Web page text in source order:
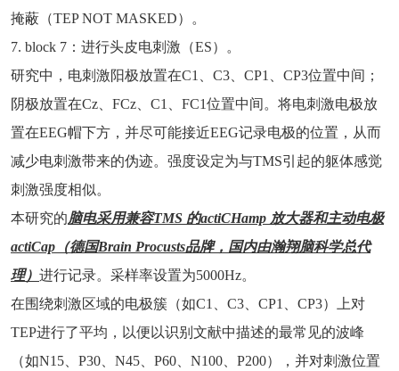
掩蔽（TEP NOT MASKED）。
7. block 7：进行头皮电刺激（ES）。
研究中，电刺激阳极放置在C1、C3、CP1、CP3位置中间；
阴极放置在Cz、FCz、C1、FC1位置中间。将电刺激电极放
置在EEG帽下方，并尽可能接近EEG记录电极的位置，从而
减少电刺激带来的伪迹。强度设定为与TMS引起的躯体感觉
刺激强度相似。
本研究的脑电采用兼容TMS 的actiCHamp 放大器和主动电极
actiCap（德国Brain Procusts品牌，国内由瀚翔脑科学总代
理） 进行记录。采样率设置为5000Hz。
在围绕刺激区域的电极簇（如C1、C3、CP1、CP3）上对
TEP进行了平均，以便以识别文献中描述的最常见的波峰
（如N15、P30、N45、P60、N100、P200），并对刺激位置